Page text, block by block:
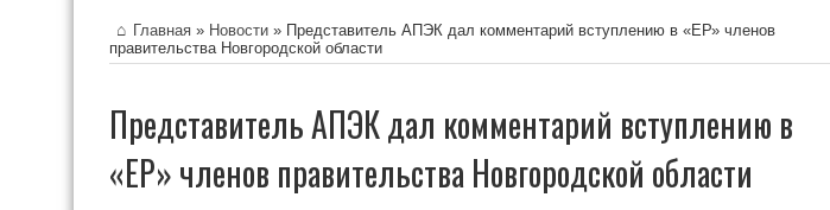
Главная » Новости » Представитель АПЭК дал комментарий вступлению в «ЕР» членов
правительства Новгородской области
Представитель АПЭК дал комментарий вступлению в
«ЕР» членов правительства Новгородской области